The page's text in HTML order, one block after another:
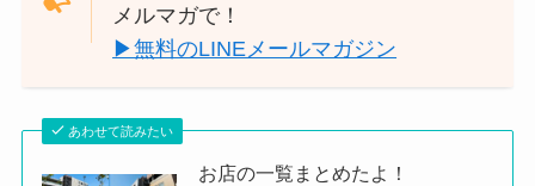
メルマガで！
▶︎無料のLINEメールマガジン
あわせて読みたい
お店の一覧まとめたよ！